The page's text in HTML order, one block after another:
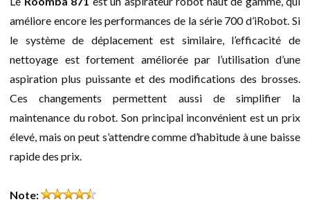
améliore encore les performances de la série 700 d’iRobot. Si
le système de déplacement est similaire, l’efficacité de
nettoyage est fortement améliorée par l’utilisation d’une
aspiration plus puissante et des modifications des brosses.
Ces changements permettent aussi de simplifier la
maintenance du robot. Son principal inconvénient est un prix
élevé, mais on peut s’attendre comme d’habitude à une baisse
rapide des prix.
Note: